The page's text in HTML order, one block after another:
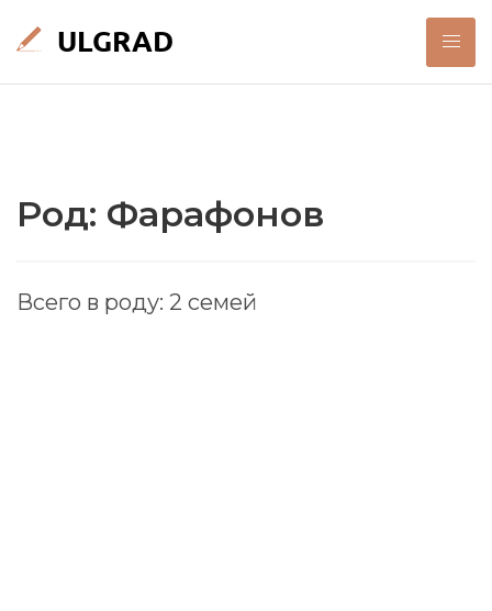
Род: Фарафонов
Всего в роду: 2 семей